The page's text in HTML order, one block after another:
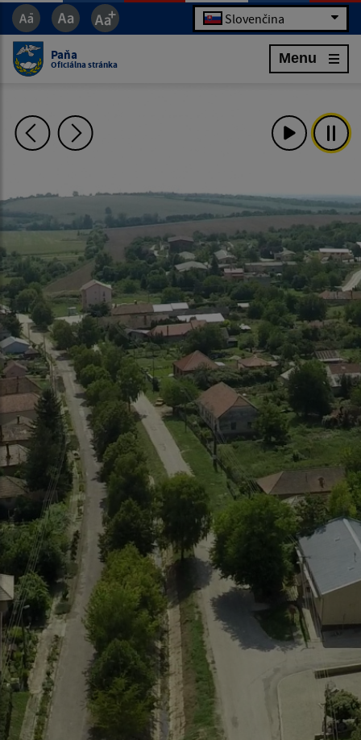
Slovenčina
Paňa
Oficiálna stránka Menu